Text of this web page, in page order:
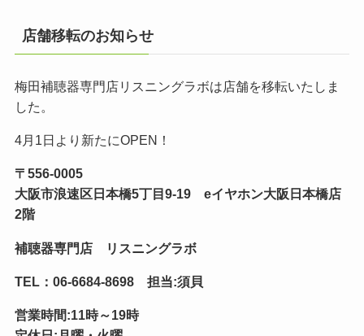
店舗移転のお知らせ
梅田補聴器専門店リスニングラボは店舗を移転いたしま
した。
4月1日より新たにOPEN！
〒556-0005
大阪市浪速区日本橋5丁目9-19 eイヤホン大阪日本橋店
2階
補聴器専門店 リスニングラボ
TEL：06-6684-8698 担当:須貝
営業時間:11時～19時